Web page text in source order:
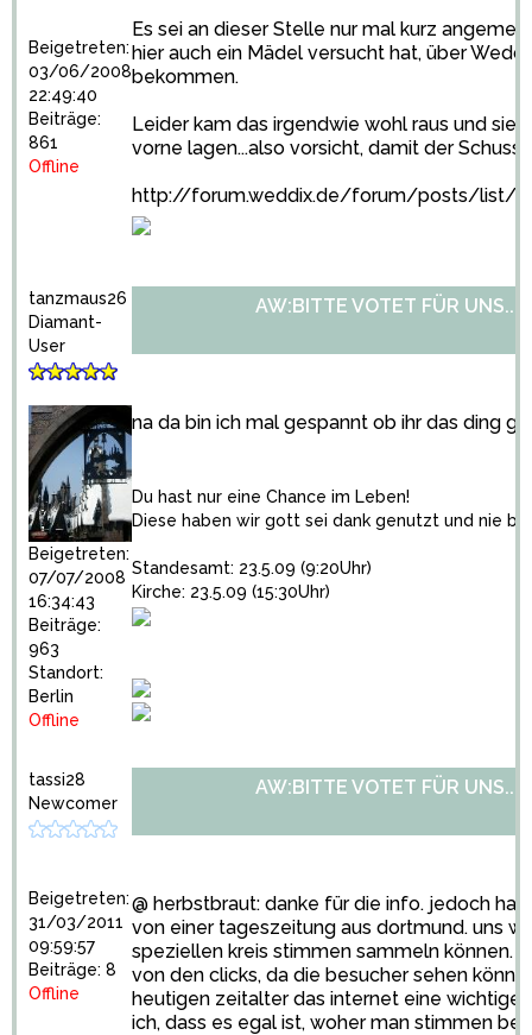
Beigetreten:
03/06/2008
22:49:40
Beiträge:
861
Offline
Es sei an dieser Stelle nur mal kurz
hier auch ein Mädel versucht hat, über
bekommen.
Leider kam das irgendwie wohl raus und sie
vorne lagen...also vorsicht, damit der
http://forum.weddix.de/forum/posts/list/
tanzmaus26
Diamant-
User
Beigetreten:
07/07/2008
16:34:43
Beiträge:
963
Standort:
Berlin
Offline
AW:BITTE VOTET FÜR
na da bin ich mal gespannt ob ihr das ding
Du hast nur eine Chance im Leben!
Diese haben wir gott sei dank genutzt und nie
Standesamt: 23.5.09 (9:20Uhr)
Kirche: 23.5.09 (15:30Uhr)
tassi28
Newcomer
Beigetreten:
31/03/2011
09:59:57
Beiträge: 8
Offline
AW:BITTE VOTET FÜR
@ herbstbraut: danke für die info. jedoch
von einer tageszeitung aus dortmund. uns
speziellen kreis stimmen sammeln können.
von den clicks, da die besucher sehen
heutigen zeitalter das internet eine
ich, dass es egal ist, woher man stimmen